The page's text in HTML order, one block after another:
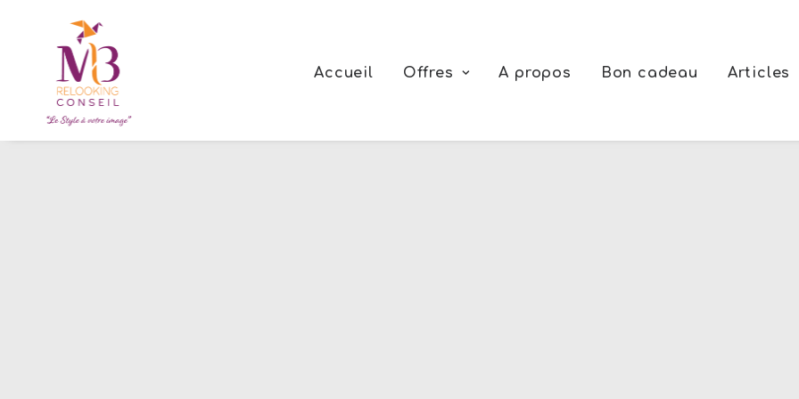
Accueil Offres A propos Bon cadeau Articles